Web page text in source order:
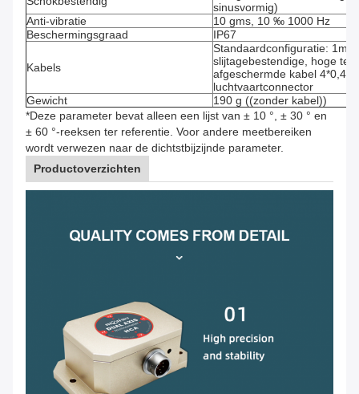
sinusvormig)
Anti-vibratie
10 gms, 10 ‰ 1000 Hz
Beschermingsgraad
IP67
Kabels
Standaardconfiguratie: 1m
slijtagebestendige, hoge
afgeschermde kabel
luchtvaartconnector
Gewicht
190 g ((zonder kabel))
*Deze parameter bevat alleen een lijst van ± 10 °, ± 30 ° en
± 60 °-reeksen ter referentie. Voor andere meetbereiken
wordt verwezen naar de dichtstbijzijnde parameter.
Productoverzichten